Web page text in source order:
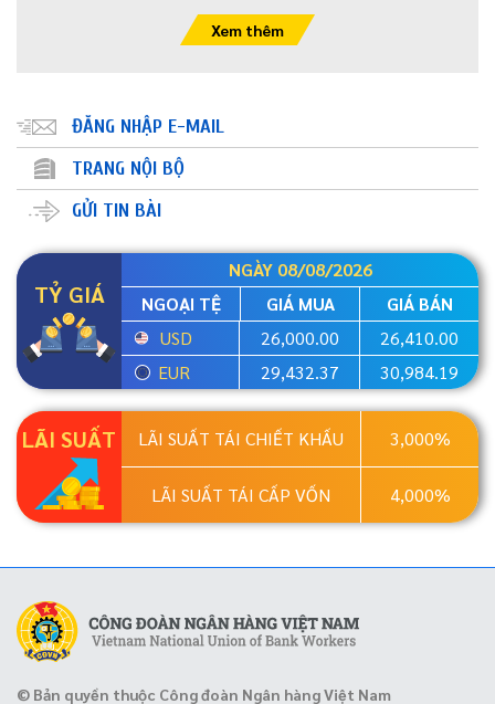
Xem thêm
ĐĂNG NHẬP E-MAIL
TRANG NỘI BỘ
GỬI TIN BÀI
TỶ GIÁ
NGÀY 08/08/2026
NGOẠI TỆ
GIÁ MUA
GIÁ BÁN
USD
26,000.00
26,410.00
EUR
29,432.37 30,984.19
LÃI SUẤT LÃI SUẤT TÁI CHIẾT KHẤU 3,000%
LÃI SUẤT TÁI CẤP VỐN 4,000%
© Bản quyền thuộc Công đoàn Ngân hàng Việt Nam